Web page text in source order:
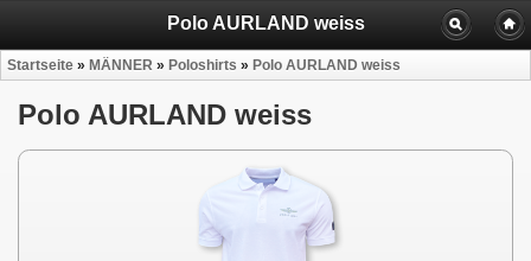
Polo AURLAND weiss
Startseite » MÄNNER » Poloshirts » Polo AURLAND weiss
Polo AURLAND weiss